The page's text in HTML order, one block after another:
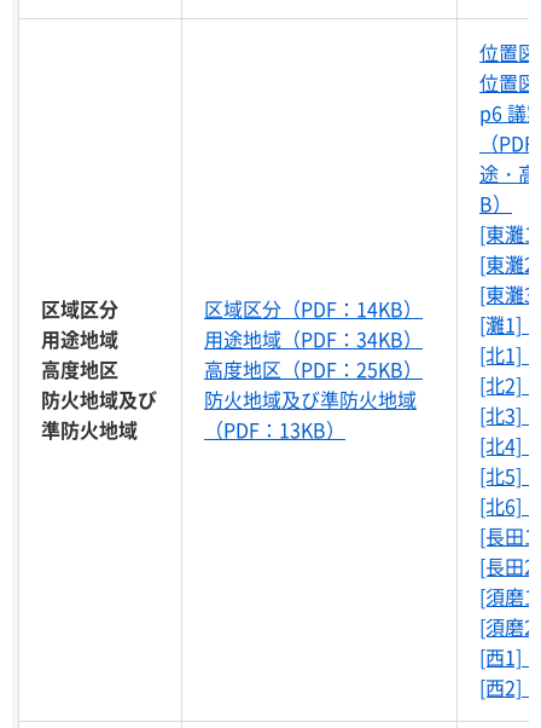
区域区分
用途地域
高度地区
防火地域及び
準防火地域
区域区分（PDF：14KB）
用途地域（PDF：34KB）
高度地区（PDF：25KB）
防火地域及び準防火地域
（PDF：13KB）
位置
位置
p6 議
（
途・
B）
[東灘
[東灘
[東灘
[灘1]
[北1]
[北2]
[北3]
[北4]
[北5]
[北6]
[長田
[長田
[須磨
[須磨
[西1]
[西2]